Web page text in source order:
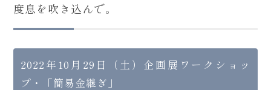
度息を吹き込んで。
2022年10月29日（土）企画展ワークショッ
プ・「簡易金継ぎ」